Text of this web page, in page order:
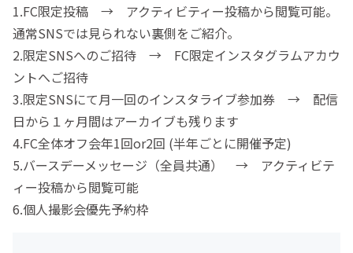
1.FC限定投稿 → アクティビティー投稿から閲覧可能。
通常SNSでは見られない裏側をご紹介。
2.限定SNSへのご招待 → FC限定インスタグラムアカウ
ントへご招待
3.限定SNSにて月一回のインスタライブ参加券 → 配信
日から１ヶ月間はアーカイブも残ります
4.FC全体オフ会年1回or2回 (半年ごとに開催予定)
5.バースデーメッセージ（全員共通） → アクティビテ
ィー投稿から閲覧可能
6.個人撮影会優先予約枠